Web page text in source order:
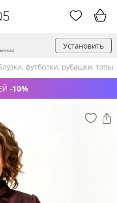
Установить
футболки, рубашки, топы
-10%